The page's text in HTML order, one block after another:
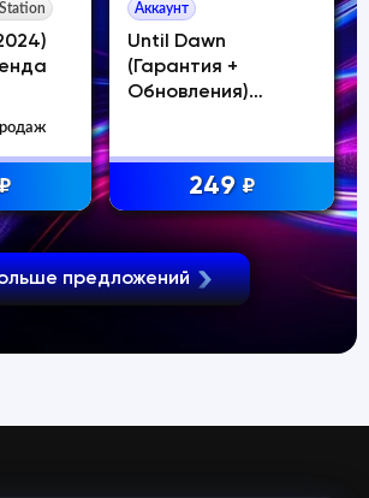
₽
Аккаунт
Until Dawn
(Гарантия +
Обновления)
249 ₽
предложений